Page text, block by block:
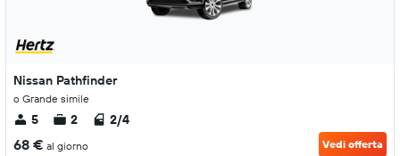
Nissan Pathfinder
o Grande simile
5 2 2/4
68 € al giorno Vedi offerta